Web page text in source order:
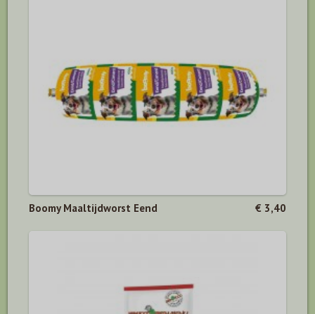
Boomy Maaltijdworst Eend € 3,40